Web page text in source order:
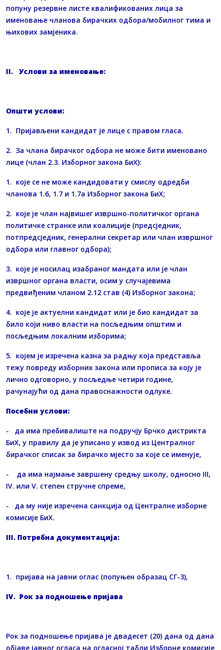
попуну резервне листе квалификованих лица за
именовање чланова бирачких одбора/мобилног тима и
њихових замјеника.
II. Услови за именовање:
Општи услови:
1. Пријављени кандидат је лице с правом гласа.
2. За члана бирачког одбора не може бити именовано
лице (члан 2.3. Изборног закона БиХ):
1. које се не може кандидовати у смислу одредби
чланова 1.6, 1.7 и 1.7а Изборног закона БиХ;
2. које је члан највишег извршно-политичког органа
политичке странке или коалиције (предсједник,
потпредсједник, генерални секретар или члан извршног
одбора или главног одбора);
3. које је носилац изабраног мандата или је члан
извршног органа власти, осим у случајевима
предвиђеним чланом 2.12 став (4) Изборног закона;
4. које је актуелни кандидат или је био кандидат за
било који ниво власти на посљедњим општим и
посљедњим локалним изборима;
5. којем је изречена казна за радњу која представља
тежу повреду изборних закона или прописа за коју је
лично одговорно, у посљедње четири године,
рачунајући од дана правоснажности одлуке.
Посебни услови:
- да има пребивалиште на подручју Брчко дистрикта
БиХ, у правилу да је уписано у извод из Централног
бирачког списак за бирачко мјесто за које се именује,
- да има најмање завршену средњу школу, односно III,
IV. или V. степен стручне спреме,
- да му није изречена санкција од Централне изборне
комисије БиХ.
III. Потребна документација:
1. пријава на јавни оглас (попуњен образац СГ-3),
IV. Рок за подношење пријава
Рок за подношење пријава је двадесет (20) дана од дана
објаве јавног огласа на огласној табли Изборне комисије